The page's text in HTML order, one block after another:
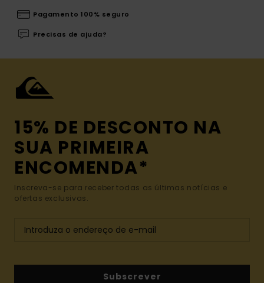
Pagamento 100% seguro
Precisas de ajuda?
15% DE DESCONTO NA
SUA PRIMEIRA
ENCOMENDA*
Inscreva-se para receber todas as últimas notícias e
ofertas exclusivas.
Subscrever